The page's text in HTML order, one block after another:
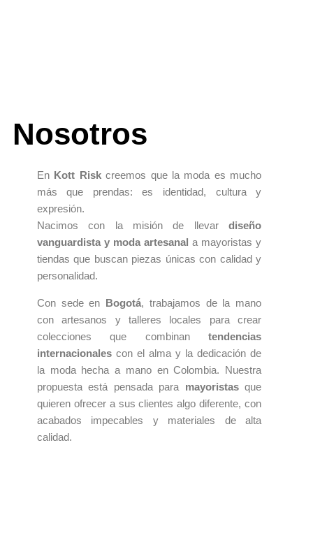
Nosotros
En Kott Riskcreemos que la moda es mucho
más que prendas: es identidad, cultura y
expresión.
Nacimos con la misión de llevardiseño
vanguardista y moda artesanal a mayoristas y
tiendas que buscan piezas únicas con calidad y
personalidad.
Con sede en Bogotá, trabajamos de la mano
con artesanos y talleres locales para crear
colecciones que combinantendencias
internacionalescon el alma y la dedicación de
la moda hecha a mano en Colombia. Nuestra
propuesta está pensada para mayoristasque
quieren ofrecer a sus clientes algo diferente, con
acabados impecables y materiales de alta
calidad.